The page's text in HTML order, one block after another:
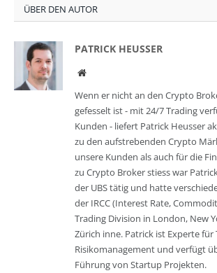
ÜBER DEN AUTOR
PATRICK HEUSSER
Website
Wenn er nicht an den Crypto
gefesselt ist - mit 24/7 Trading
Kunden - liefert Patrick Heusser
zu den aufstrebenden Crypto
unsere Kunden als auch für die
zu Crypto Broker stiess war
der UBS tätig und hatte
der IRCC (Interest Rate,
Trading Division in London, New
Zürich inne. Patrick ist Experte für
Risikomanagement und verfügt
Führung von Startup Projekten.